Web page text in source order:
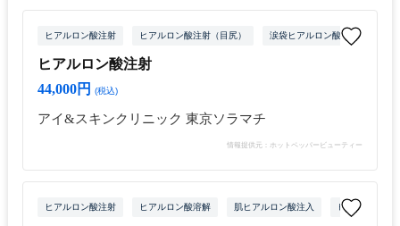
ヒアルロン酸注射 ヒアルロン酸注射（目尻） 涙袋ヒアルロン酸注射
ヒアルロン酸注射
44,000円
(税込)
アイ&スキンクリニック 東京ソラマチ
情報提供元：ホットペッパービューティー
ヒアルロン酸注射 ヒアルロン酸溶解 肌ヒアルロン酸注入 ヒアルロン酸